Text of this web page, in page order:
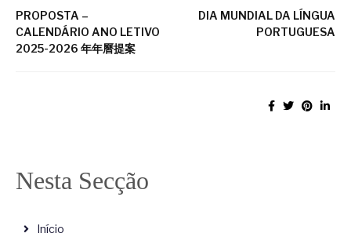
PROPOSTA –
CALENDÁRIO ANO LETIVO
2025-2026 年年曆提案
DIA MUNDIAL DA LÍNGUA
PORTUGUESA
Nesta Secção
Início